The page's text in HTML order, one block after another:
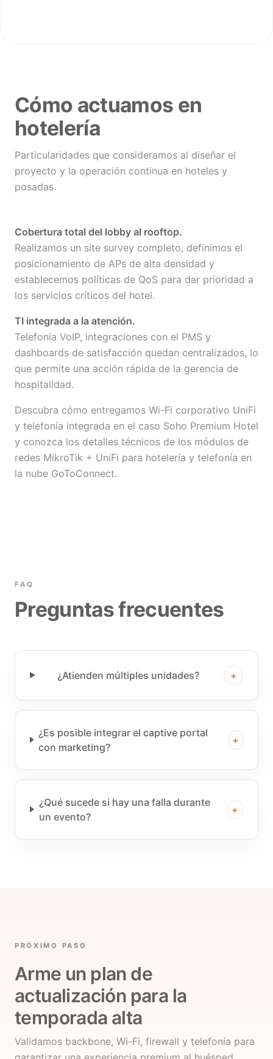
Cómo actuamos en
hotelería
Particularidades que consideramos al diseñar el
proyecto y la operación continua en hoteles y
posadas.
Cobertura total del lobby al rooftop.
Realizamos un site survey completo, definimos el
posicionamiento de APs de alta densidad y
establecemos políticas de QoS para dar prioridad a
los servicios críticos del hotel.
TI integrada a la atención.
Telefonía VoIP, integraciones con el PMS y
dashboards de satisfacción quedan centralizados, lo
que permite una acción rápida de la gerencia de
hospitalidad.
Descubra cómo entregamos Wi-Fi corporativo UniFi
y telefonía integrada en el caso Soho Premium Hotel
y conozca los detalles técnicos de los módulos de
redes MikroTik + UniFi para hotelería y telefonía en
la nube GoToConnect.
FAQ
Preguntas frecuentes
¿Atienden múltiples unidades? +
¿Es posible integrar el captive portal
con marketing?
+
¿Qué sucede si hay una falla durante
un evento?
+
PRÓXIMO PASO
Arme un plan de
actualización para la
temporada alta
Validamos backbone, Wi-Fi, firewall y telefonía para